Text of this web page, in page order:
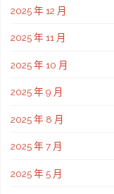
2025 年 12 月
2025 年 11 月
2025 年 10 月
2025 年 9 月
2025 年 8 月
2025 年 7 月
2025 年 5 月